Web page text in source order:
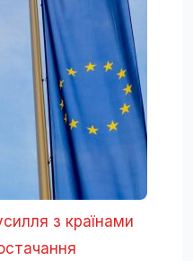
з країнами